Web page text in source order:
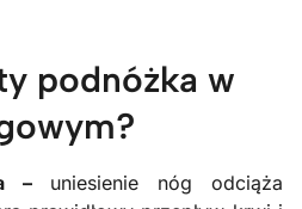
podnóżka w
–uniesienie nóg odciąża